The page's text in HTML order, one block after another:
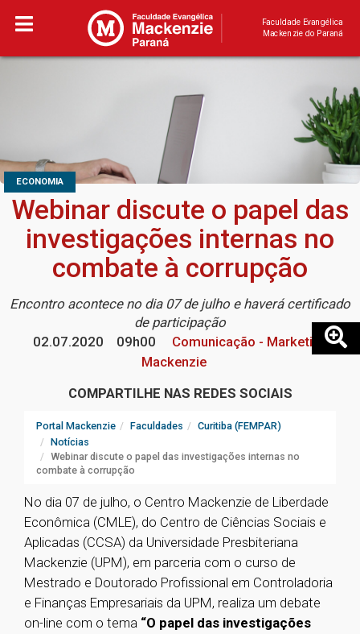
Faculdade Evangélica
Mackenzie do Paraná
ECONOMIA
Webinar discute o papel das
investigações internas no
combate à corrupção
Encontro acontece no dia 07 de julho e haverá certificado
de participação
02.07.2020
09h00
Comunicação - Marketing
Mackenzie
COMPARTILHE NAS REDES SOCIAIS
Portal Mackenzie Faculdades
Curitiba (FEMPAR)
Notícias
Webinar discute o papel das investigações internas no
combate à corrupção
No dia 07 de julho, o Centro Mackenzie de Liberdade
Econômica (CMLE), do Centro de Ciências Sociais e
Aplicadas (CCSA) da Universidade Presbiteriana
Mackenzie (UPM), em parceria com o curso de
Mestrado e Doutorado Profissional em Controladoria
e Finanças Empresariais da UPM, realiza um debate
on-line com o tema “O papel das investigações